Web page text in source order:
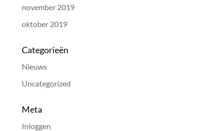
november 2019
oktober 2019
Categorieën
Nieuws
Uncategorized
Meta
Inloggen